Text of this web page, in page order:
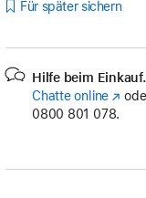
Für später sichern
Hilfe beim Einkauf.
Chatte online
ein
0800 801 078.